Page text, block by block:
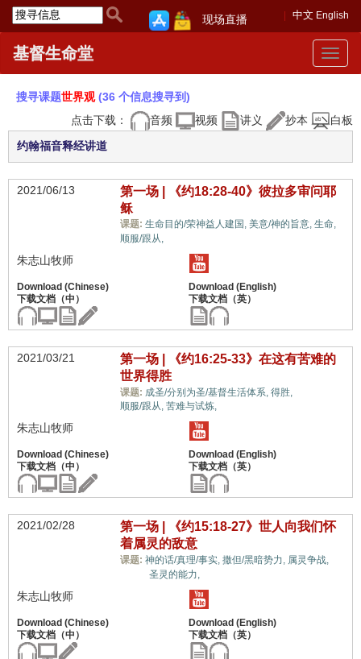
中文 English
现场直播
Toggle
基督生命堂
搜寻课题世界观(36 个信息搜寻到)
点击下载：
音频 视频 讲义 抄本 白板
约翰福音释经讲道
2021/06/13
第一场 | 《约18:28-40》彼拉多审问耶
稣
课题: 生命目的/荣神益人建国, 美意/神的旨意, 生命,
顺服/跟从,
朱志山牧师
2021/03/21
第一场 | 《约16:25-33》在这有苦难的
世界得胜
课题: 成圣/分别为圣/基督生活体系, 得胜,
顺服/跟从, 苦难与试炼,
朱志山牧师
2021/02/28
第一场 | 《约15:18-27》世人向我们怀
着属灵的敌意
课题: 神的话/真理/事实, 撒但/黑暗势力, 属灵争战,
圣灵的能力,
朱志山牧师